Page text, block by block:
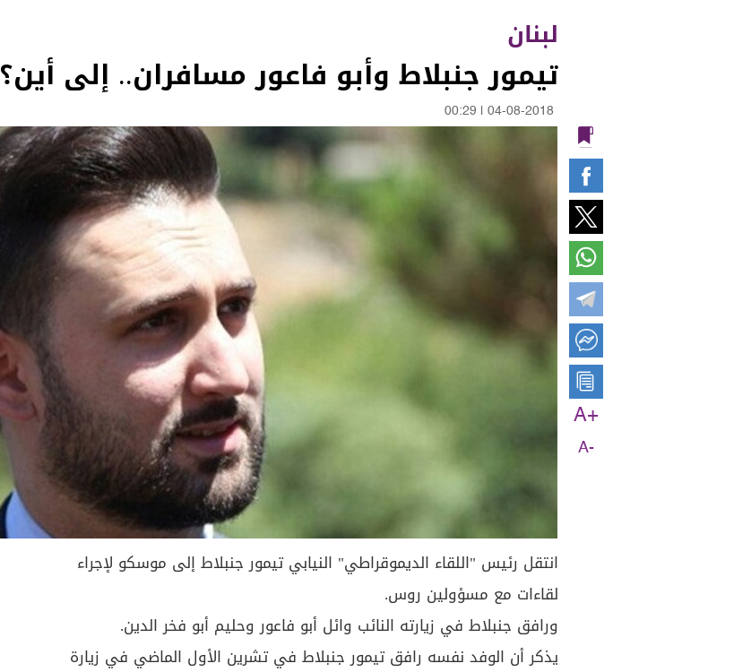
لبنان
تيمور جنبلاط وأبو فاعور مسافران.. إلى أين؟
04-08-2018
00:29
A+
A-
انتقل رئيس "اللقاء الديموقراطي" النيابي تيمور جنبلاط إلى موسكو لإجراء
لقاءات مع مسؤولين روس.
ورافق جنبلاط في زيارته النائب وائل أبو فاعور وحليم أبو فخر الدين.
يذكر أن الوفد نفسه رافق تيمور جنبلاط في تشرين الأول الماضي في زيارة